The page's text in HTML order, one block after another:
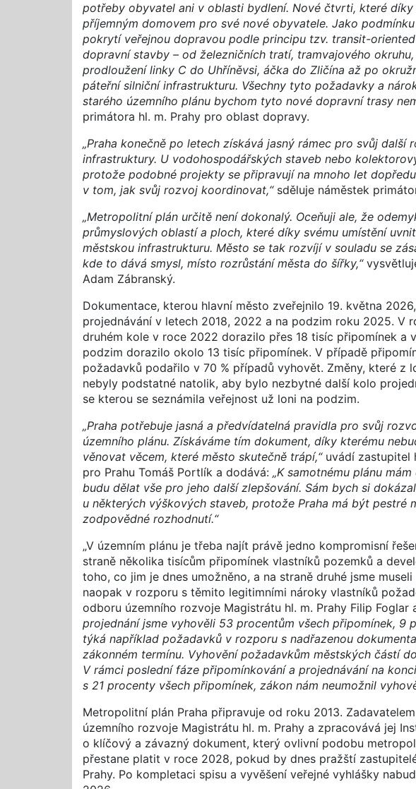
potřeby obyvatel ani v oblasti bydlení. Nové čtvrti, které
příjemným domovem pro své nové obyvatele. Jako
pokrytí veřejnou dopravou podle principu tzv. transit-
dopravní stavby – od železničních tratí, tramvajového
prodloužení linky C do Uhříněvsi, áčka do Zličína až po
páteřní silniční infrastrukturu. Všechny tyto požadavky a
starého územního plánu bychom tyto nové dopravní trasy
primátora hl. m. Prahy pro oblast dopravy.
„Praha konečně po letech získává jasný rámec pro svůj
infrastruktury. U vodohospodářských staveb nebo
protože podobné projekty se připravují na mnoho let
v tom, jak svůj rozvoj koordinovat,“sděluje náměstek
„Metropolitní plán určitě není dokonalý. Oceňuji ale, že
průmyslových oblastí a ploch, které díky svému umístění
městskou infrastrukturu. Město se tak rozvíjí v souladu se
kde to dává smysl, místo rozrůstání města do šířky,“
Adam Zábranský.
Dokumentace, kterou hlavní město zveřejnilo 19. května
projednávání v letech 2018, 2022 a na podzim roku 2025. V
druhém kole v roce 2022 dorazilo přes 18 tisíc připomínek a
podzim dorazilo okolo 13 tisíc připomínek. V případě
požadavků podařilo v 70 % případů vyhovět. Změny, které z
nebyly podstatné natolik, aby bylo nezbytné další kolo
se kterou se seznámila veřejnost už loni na podzim.
„Praha potřebuje jasná a předvídatelná pravidla pro svůj
územního plánu. Získáváme tím dokument, díky kterému
věnovat věcem, které město skutečně trápí,“uvádí zastupitel
pro Prahu Tomáš Portlík a dodává: „K samotnému plánu
budu dělat vše pro jeho další zlepšování. Sám bych si
u některých výškových staveb, protože Praha má být pestré
zodpovědné rozhodnutí.“
„V územním plánu je třeba najít právě jedno kompromisní
straně několika tisícům připomínek vlastníků pozemků a
toho, co jim je dnes umožněno, a na straně druhé jsme
naopak v rozporu s těmito legitimními nároky vlastníků
odboru územního rozvoje Magistrátu hl. m. Prahy Filip Foglar
projednání jsme vyhověli 53 procentům všech připomínek, 9
týká například požadavků v rozporu s nadřazenou
zákonném termínu. Vyhovění požadavkům městských částí
V rámci poslední fáze připomínkování a projednávání na
s 21 procenty všech připomínek, zákon nám neumožnil
Metropolitní plán Praha připravuje od roku 2013.
územního rozvoje Magistrátu hl. m. Prahy a zpracovává jej
o klíčový a závazný dokument, který ovlivní podobu
přestane platit v roce 2028, pokud by dnes pražští
Prahy. Po kompletaci spisu a vyvěšení veřejné vyhlášky